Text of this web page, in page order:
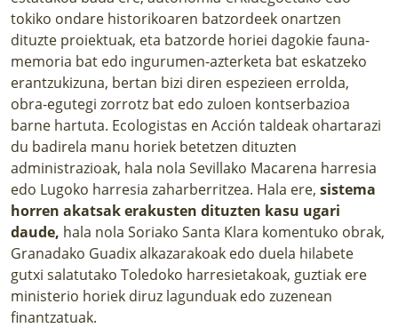
tokiko ondare historikoaren batzordeek onartzen
dituzte proiektuak, eta batzorde horiei dagokie fauna-
memoria bat edo ingurumen-azterketa bat eskatzeko
erantzukizuna, bertan bizi diren espezieen errolda,
obra-egutegi zorrotz bat edo zuloen kontserbazioa
barne hartuta. Ecologistas en Acción taldeak ohartarazi
du badirela manu horiek betetzen dituzten
administrazioak, hala nola Sevillako Macarena harresia
edo Lugoko harresia zaharberritzea. Hala ere, sistema
horren akatsak erakusten dituzten kasu ugari
daude, hala nola Soriako Santa Klara komentuko obrak,
Granadako Guadix alkazarakoak edo duela hilabete
gutxi salatutako Toledoko harresietakoak, guztiak ere
ministerio horiek diruz lagunduak edo zuzenean
finantzatuak.